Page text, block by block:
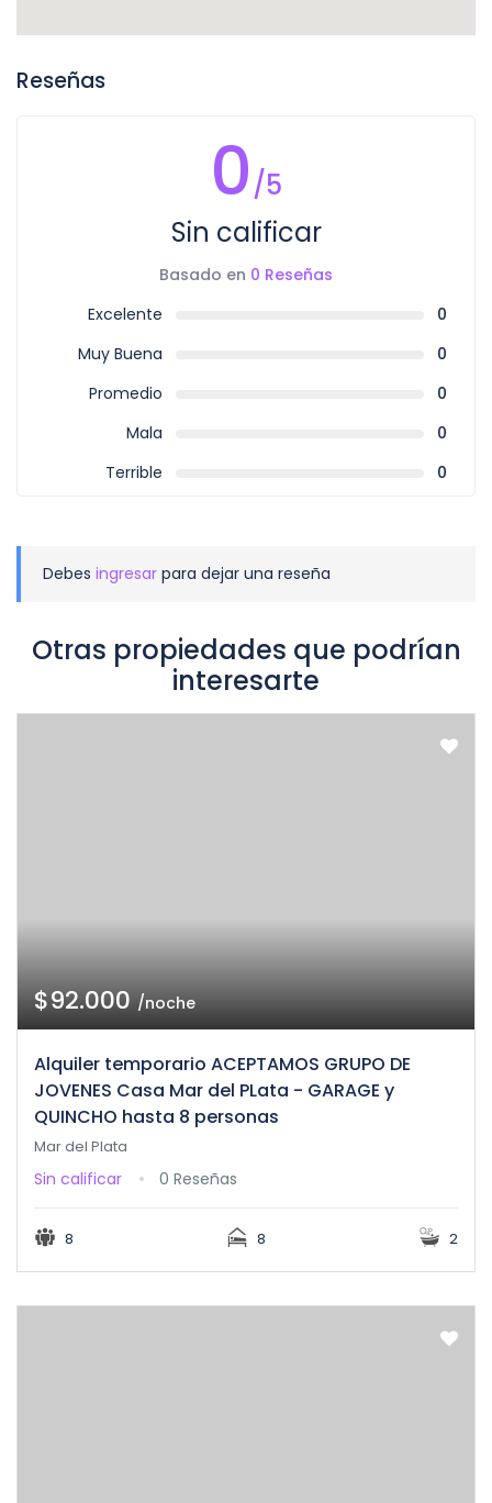
Reseñas
0/5
Sin calificar
Basado en 0 Reseñas
Excelente
0
Muy Buena
0
Promedio
0
Mala
0
Terrible
0
Debes ingresar para dejar una reseña
Otras propiedades que podrían
interesarte
$92.000/noche
Alquiler temporario ACEPTAMOS GRUPO DE
JOVENES Casa Mar del PLata - GARAGE y
QUINCHO hasta 8 personas
Mar del Plata
Sin calificar 0 Reseñas
8 8 2